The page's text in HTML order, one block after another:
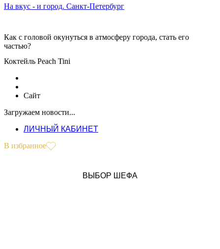
На вкус - и город. Санкт-Петербург
Как с головой окунуться в атмосферу города, стать его
частью?
Коктейль Peach Tini
Сайт
Загружаем новости...
ЛИЧНЫЙ КАБИНЕТ
В избранное
ВЫБОР ШЕФА